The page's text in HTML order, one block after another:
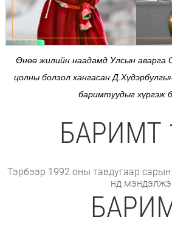
Өнөө жилийн наадамд Улсын аварга
цолны болзол хангасан
баримтуудыг хүргэж
БАРИМТ
Тэрбээр 1992 оны тавдугаар сарын
нд